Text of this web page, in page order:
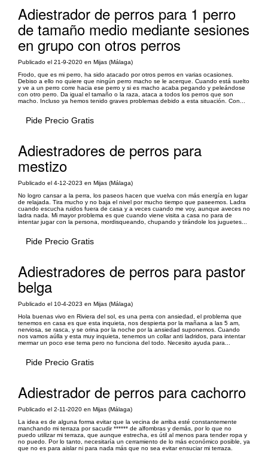
Adiestrador de perros para 1 perro
de tamaño medio mediante sesiones
en grupo con otros perros
Publicado el 21-9-2020 en Mijas (Málaga)
Frodo, que es mi perro, ha sido atacado por otros perros en varias ocasiones.
Debiso a ello no quiere que ningún perro macho se le acerque. Cuando está suelto
y ve a un perro corre hacia ese perro y si es macho acaba pegando y peleándose
con otro perro. Da igual el tamaño o la raza, ataca a todos los perros que son
macho. Incluso ya hemos tenido graves problemas debido a esta situación. Con...
Pide Precio Gratis
Adiestradores de perros para
mestizo
Publicado el 4-12-2023 en Mijas (Málaga)
No logro cansar a la perra, los paseos hacen que vuelva con más energía en lugar
de relajada. Tira mucho y no baja el nivel por mucho tiempo que paseemos. Ladra
cuando escucha ruidos fuera de casa y a veces cuando me voy, aunque aveces no
ladra nada. Mi mayor problema es que cuando viene visita a casa no para de
intentar jugar con la persona, mordisqueando, chupando y tirándole los juguetes...
Pide Precio Gratis
Adiestradores de perros para pastor
belga
Publicado el 10-4-2023 en Mijas (Málaga)
Hola buenas vivo en Riviera del sol, es una perra con ansiedad, el problema que
tenemos en casa es que esta inquieta, nos despierta por la mañana a las 5 am,
nerviosa, se rasca, y se orina por la noche por la ansiedad suponemos. Cuando
nos vamos aúlla y esta muy inquieta, tenemos un collar anti ladridos, para intentar
mermar un poco ese tema pero no funciona del todo. Necesito ayuda para...
Pide Precio Gratis
Adiestrador de perros para cachorro
Publicado el 2-11-2020 en Mijas (Málaga)
La idea es de alguna forma evitar que la vecina de arriba esté constantemente
manchando mi terraza por sacudir ****** de alfombras y demás, por lo que no
puedo utilizar mi terraza, que aunque estrecha, es útil al menos para tender ropa y
no puedo. Por lo tanto, necesitaría un cerramiento de lo más económico posible, ya
que no es para aislar ni para nada más que no sea evitar ensuciar mi terraza.